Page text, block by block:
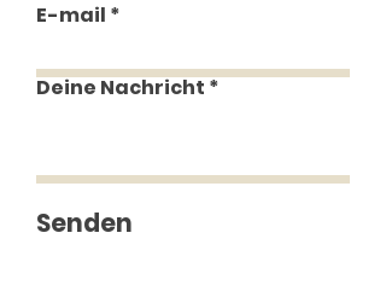
E-mail
Deine Nachricht
Senden